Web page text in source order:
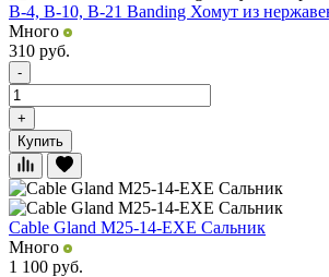
B-4, B-10, B-21 Banding Хомут из
Много
310 руб.
-
+
Купить
Cable Gland M25-14-EXE Сальник
Много
1 100 руб.